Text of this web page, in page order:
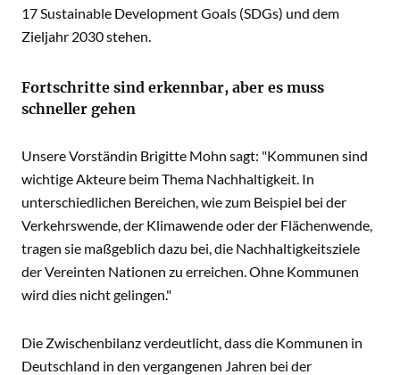
17 Sustainable Development Goals (SDGs) und dem
Zieljahr 2030 stehen.
Fortschritte sind erkennbar, aber es muss
schneller gehen
Unsere Vorständin Brigitte Mohn sagt: "Kommunen sind
wichtige Akteure beim Thema Nachhaltigkeit. In
unterschiedlichen Bereichen, wie zum Beispiel bei der
Verkehrswende, der Klimawende oder der Flächenwende,
tragen sie maßgeblich dazu bei, die Nachhaltigkeitsziele
der Vereinten Nationen zu erreichen. Ohne Kommunen
wird dies nicht gelingen."
Die Zwischenbilanz verdeutlicht, dass die Kommunen in
Deutschland in den vergangenen Jahren bei der